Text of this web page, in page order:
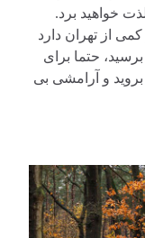
خواهید برد.
از تهران دارد
حتما برای
و آرامشی بی